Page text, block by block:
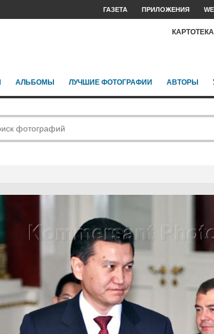
ГАЗЕТА ПРИЛОЖЕНИЯ
КАРТОТЕКА
АЛЬБОМЫ ЛУЧШИЕ ФОТОГРАФИИ АВТОРЫ